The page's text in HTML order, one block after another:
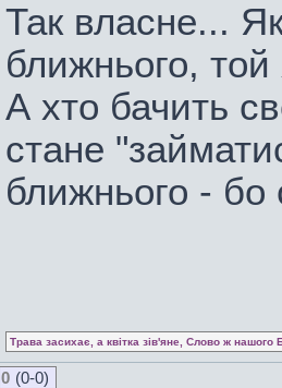
Так власне...
ближнього,
А хто бачить
стане
ближнього -
Трава засихає, а квітка зів'яне, Слово ж нашого
0 (0-0)